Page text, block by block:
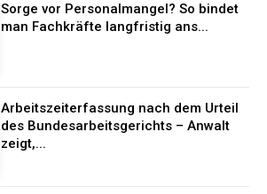
Sorge vor Personalmangel? So bindet
man Fachkräfte langfristig ans...
Arbeitszeiterfassung nach dem Urteil
des Bundesarbeitsgerichts – Anwalt
zeigt,...